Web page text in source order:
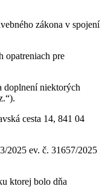
zákona v spojení
opatreniach pre
doplnení niektorých
cesta 14, 841 04
2025 ev. č. 31657/2025
ktorej bolo dňa